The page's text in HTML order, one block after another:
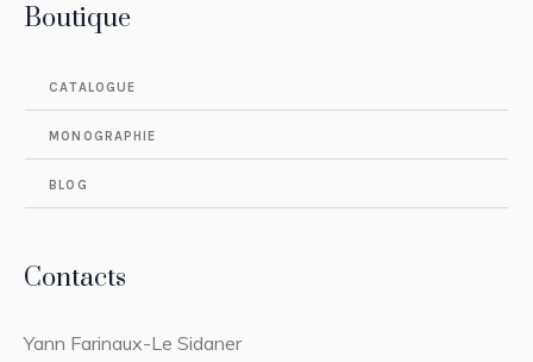
Boutique
CATALOGUE
MONOGRAPHIE
BLOG
Contacts
Yann Farinaux-Le Sidaner